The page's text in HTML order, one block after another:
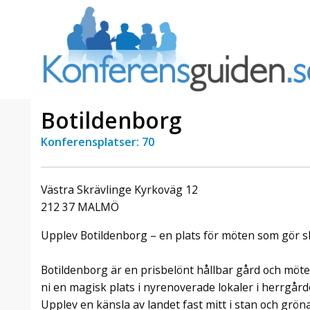
Botildenborg
Konferensplatser: 70
Västra Skrävlinge Kyrkoväg 12
212 37 MALMÖ
Upplev Botildenborg – en plats för möten som gör
Botildenborg är en prisbelönt hållbar gård och
ni en magisk plats i nyrenoverade lokaler i
Upplev en känsla av landet fast mitt i stan och
av att
Erbjudande från Sheraton
Julerbjudande
Välkommen att fira in julen
november och 19 december
stämningsfull mötesplats där
hantverk, tradi ...